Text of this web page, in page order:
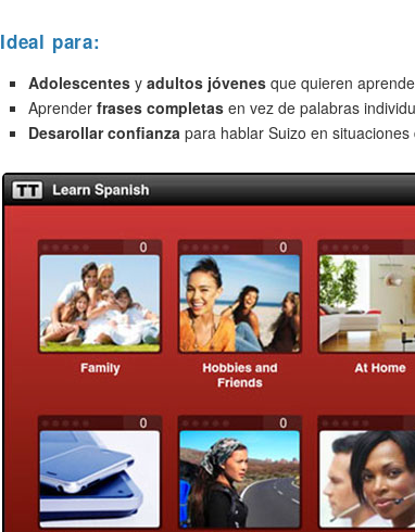
Ideal para:
Adolescentes y adultos jóvenes que quieren
Aprender frases completas en vez de palabras
Desarollar confianza para hablar Suizo en situaciones